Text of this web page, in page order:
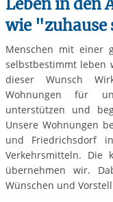
Leben in den
wie "zuhause
Menschen mit einer
selbstbestimmt leben
dieser Wunsch
Wohnungen für
unterstützen und
Unsere Wohnungen
und Friedrichsdorf
Verkehrsmitteln. Die
übernehmen wir.
Wünschen und